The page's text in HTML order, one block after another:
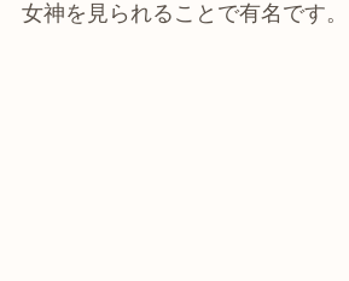
女神を見られることで有名です。